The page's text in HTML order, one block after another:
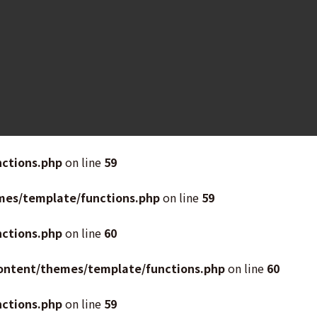
on line 59
template/functions.phpon line 59
on line 60
themes/template/functions.phpon line 60
on line 59